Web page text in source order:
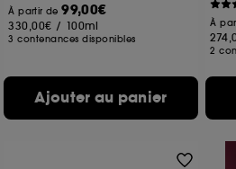
À partir de99,00€
330,00€ / 100ml
3 contenances disponibles
Ajouter au panier
À
2